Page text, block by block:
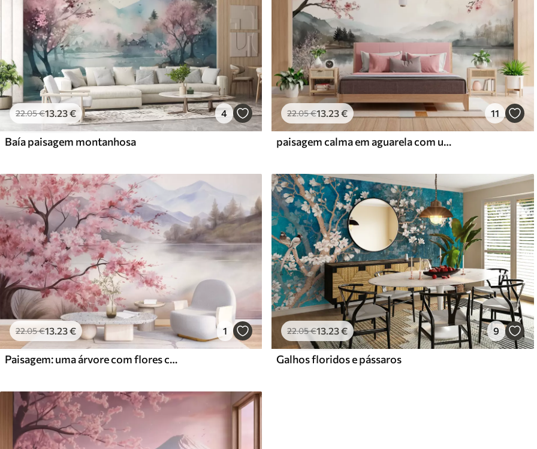
22.05€13.23€ 4
Baía paisagem montanhosa
22.05€13.23€ 11
paisagem calma em aguarela com um lago e uma árvore em flor
22.05€13 .23€ 1
Paisagem: uma árvore com flores cor-de-rosa, um lago e montanhas envoltas em neblina ao fundo
22.05€13 .23€ 9
Galhos floridos e pássaros